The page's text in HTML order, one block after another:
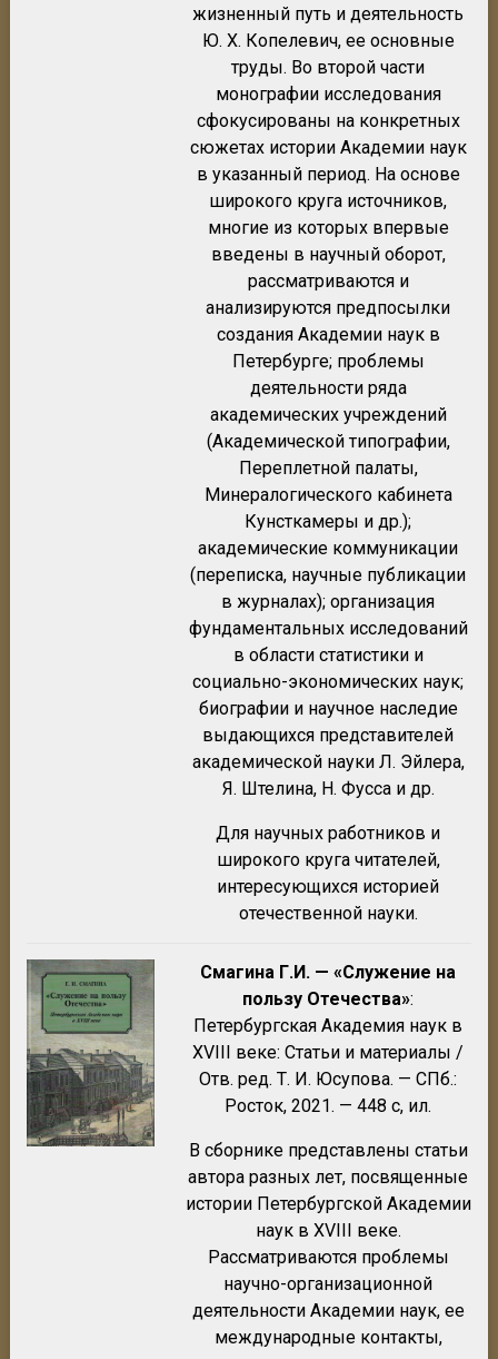
жизненный путь и деятельность
Ю. X. Копелевич, ее основные
труды. Во второй части
монографии исследования
сфокусированы на конкретных
сюжетах истории Академии наук
в указанный период. На основе
широкого круга источников,
многие из которых впервые
введены в научный оборот,
рассматриваются и
анализируются предпосылки
создания Академии наук в
Петербурге; проблемы
деятельности ряда
академических учреждений
(Академической типографии,
Переплетной палаты,
Минералогического кабинета
Кунсткамеры и др.);
академические коммуникации
(переписка, научные публикации
в журналах); организация
фундаментальных исследований
в области статистики и
социально-экономических наук;
биографии и научное наследие
выдающихся представителей
академической науки Л. Эйлера,
Я. Штелина, Н. Фусса и др.
Для научных работников и
широкого круга читателей,
интересующихся историей
отечественной науки.
Смагина Г.И. — «Служение на
пользу Отечества»:
Петербургская Академия наук в
XVIII веке: Статьи и материалы /
Отв. ред. Т. И. Юсупова. — СПб.:
Росток, 2021. — 448 с, ил.
В сборнике представлены статьи
автора разных лет, посвященные
истории Петербургской Академии
наук в XVIII веке.
Рассматриваются проблемы
научно-организационной
деятельности Академии наук, ее
международные контакты,